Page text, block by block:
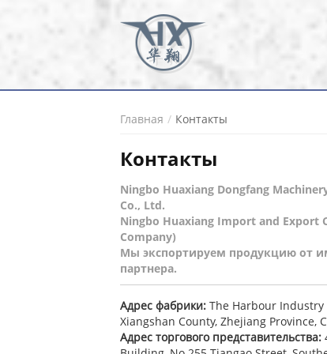
Главная Контакты
Контакты
Ningbo Huaxiang Dongfang
Co., Ltd.
Ningbo Huaxiang Import and Export
Company)
Мы экспортируем продукцию от
партнера.
Адрес фабрики: The Harbour Industry
Xiangshan County, Zhejiang Province,
Адрес торгового представительства: